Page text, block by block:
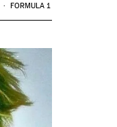
FORMULA 1